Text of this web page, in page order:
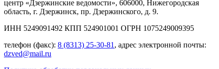
центр «Дзержинские ведомости», 606000, Нижегородская
область, г. Дзержинск, пр. Дзержинского, д. 9.
ИНН 5249091492 КПП 524901001 ОГРН 1075249009395
телефон (факс): 8 (8313) 25-30-81 , адрес электронной почты:
dzved@mail.ru